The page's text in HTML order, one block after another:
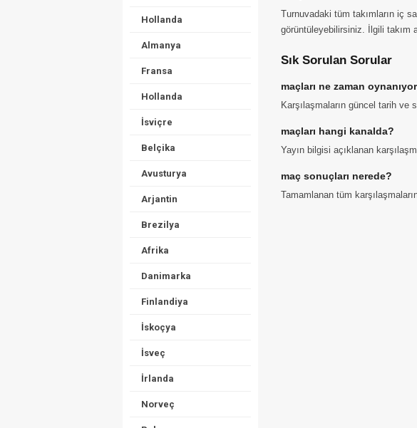
Hollanda
Almanya
Fransa
Hollanda
İsviçre
Belçika
Avusturya
Arjantin
Brezilya
Afrika
Danimarka
Finlandiya
İskoçya
İsveç
İrlanda
Norveç
Turnuvadaki tüm takımların iç
görüntüleyebilirsiniz. İlgili takım
Sık Sorulan Sorular
maçları ne zaman
Karşılaşmaların güncel tarih ve
maçları hangi kanalda?
Yayın bilgisi açıklanan
maç sonuçları nerede?
Tamamlanan tüm